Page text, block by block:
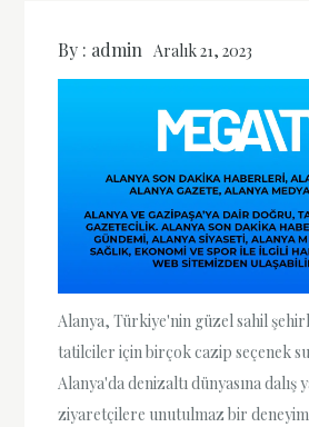
By : admin Aralık 21, 2023
Alanya, Türkiye'nin güzel sahil
tatilciler için birçok cazip seçenek
Alanya'da denizaltı dünyasına dalış
ziyaretçilere unutulmaz bir